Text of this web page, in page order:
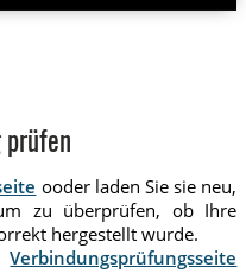
prüfen
ooder laden Sie sie neu,
zu überprüfen, ob Ihre
hergestellt wurde.
Verbindungsprüfungsseite